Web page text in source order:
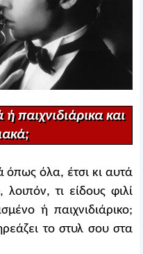
παιχνιδιάρικα και
όπως όλα, έτσι κι αυτά
τι είδους φιλί
ή παιχνιδιάρικο;
το στυλ σου στα